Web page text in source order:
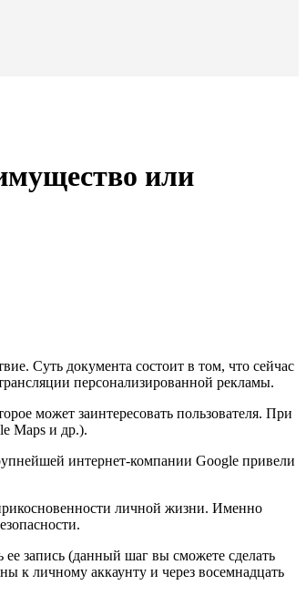
или
Суть документа состоит в том, что сейчас
персонализированной рекламы.
может заинтересовать пользователя. При
Maps и др.).
интернет-компании Google привели
личной жизни. Именно
запись (данный шаг вы сможете сделать
к личному аккаунту и через восемнадцать